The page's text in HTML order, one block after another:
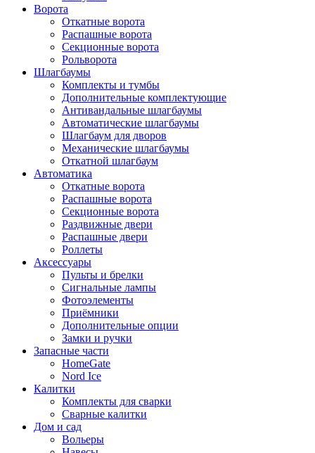
Ворота
Откатные ворота
Распашные ворота
Секционные ворота
Рольворота
Шлагбаумы
Комплекты и тумбы
Дополнительные комплектующие
Антивандальные шлагбаумы
Автоматические шлагбаумы
Шлагбаум для дворов
Механические шлагбаумы
Откатной шлагбаум
Автоматика
Откатные ворота
Распашные ворота
Секционные ворота
Раздвижные двери
Распашные двери
Роллеты
Аксессуары
Пульты и брелки
Сигнальные лампы
Фотоэлементы
Приёмники
Дополнительные опции
Замки и ручки
Запасные части
HomeGate
Nord Ice
Калитки
Комплекты для сварки
Сварные калитки
Дом и сад
Вольеры